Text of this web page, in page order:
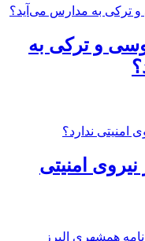
و ترکی به
امنیتی